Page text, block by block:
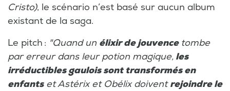
Cristo), le scénario n’est basé sur aucun album
existant de la saga.
Le pitch : "Quand un élixir de jouvence tombe
par erreur dans leur potion magique, les
irréductibles gaulois sont transformés en
enfantset Astérix et Obélix doiventrejoindre le